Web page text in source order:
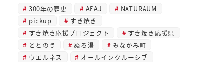
300年の歴史 AEAJ
NATURAUM
pickup
すき焼き
すき焼き応援プロジェクト
すき焼き応援県
ととのう
ぬる湯
みなかみ町
ウエルネス
オールインクルーシブ